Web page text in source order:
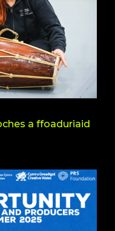
a ffoaduriaid